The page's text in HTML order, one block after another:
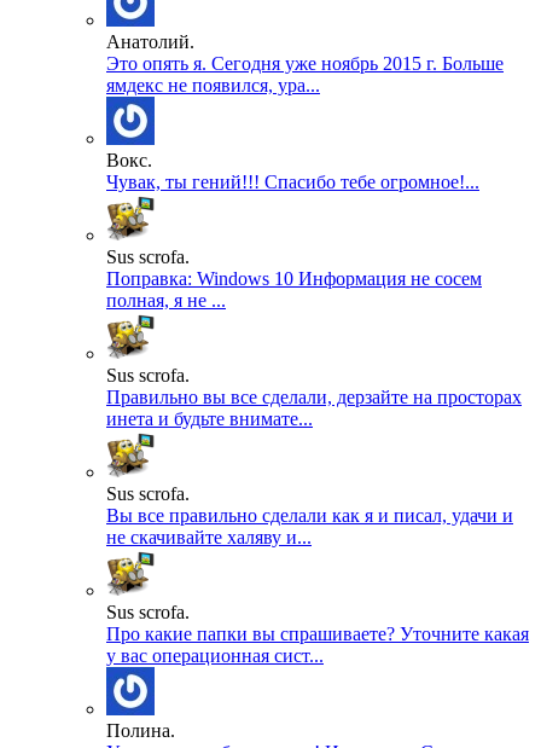
Анатолий.
Это опять я. Сегодня уже ноябрь 2015 г. Больше
ямдекс не появился, ура...
Вокс.
Чувак, ты гений!!! Спасибо тебе огромное!...
Sus scrofa.
Поправка: Windows 10 Информация не сосем
полная, я не ...
Sus scrofa.
Правильно вы все сделали, дерзайте на просторах
инета и будьте внимате...
Sus scrofa.
Вы все правильно сделали как я и писал, удачи и
не скачивайте халяву и...
Sus scrofa.
Про какие папки вы спрашиваете? Уточните какая
у вас операционная сист...
Полина.